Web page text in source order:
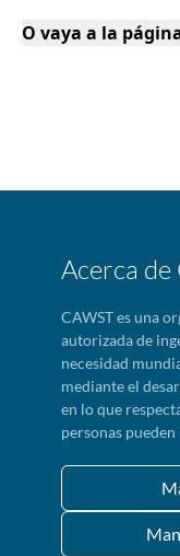
O vaya a la
Acerca de
CAWST es una
autorizada de
necesidad
mediante el
en lo que
personas